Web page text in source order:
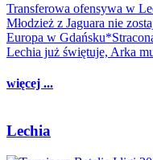
Transferowa ofensywa w
Młodzież z Jaguara nie
Europa w
Lechia już świętuje, Arka
więcej ...
Lechia